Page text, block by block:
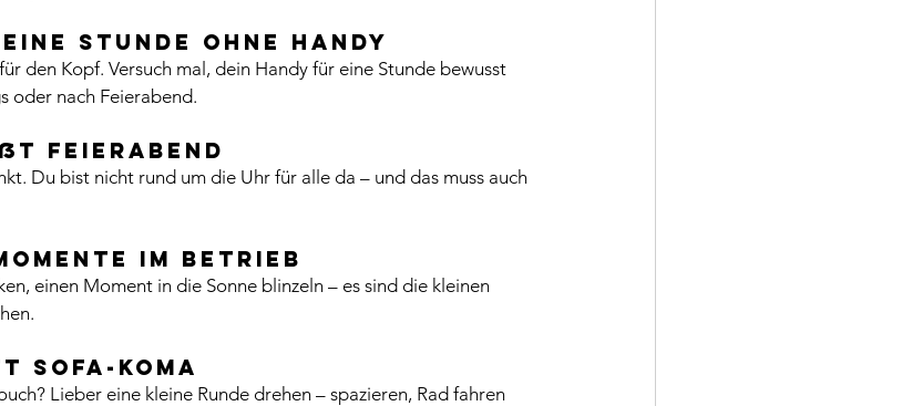
Stunde ohne Handy
den Kopf. Versuch mal, dein Handy für eine Stunde bewusst
oder nach Feierabend.
Feierabend
Du bist nicht rund um die Uhr für alle da – und das muss auch
im Betrieb
einen Moment in die Sonne blinzeln – es sind die kleinen
Sofa-koma
Lieber eine kleine Runde drehen – spazieren, Rad fahren